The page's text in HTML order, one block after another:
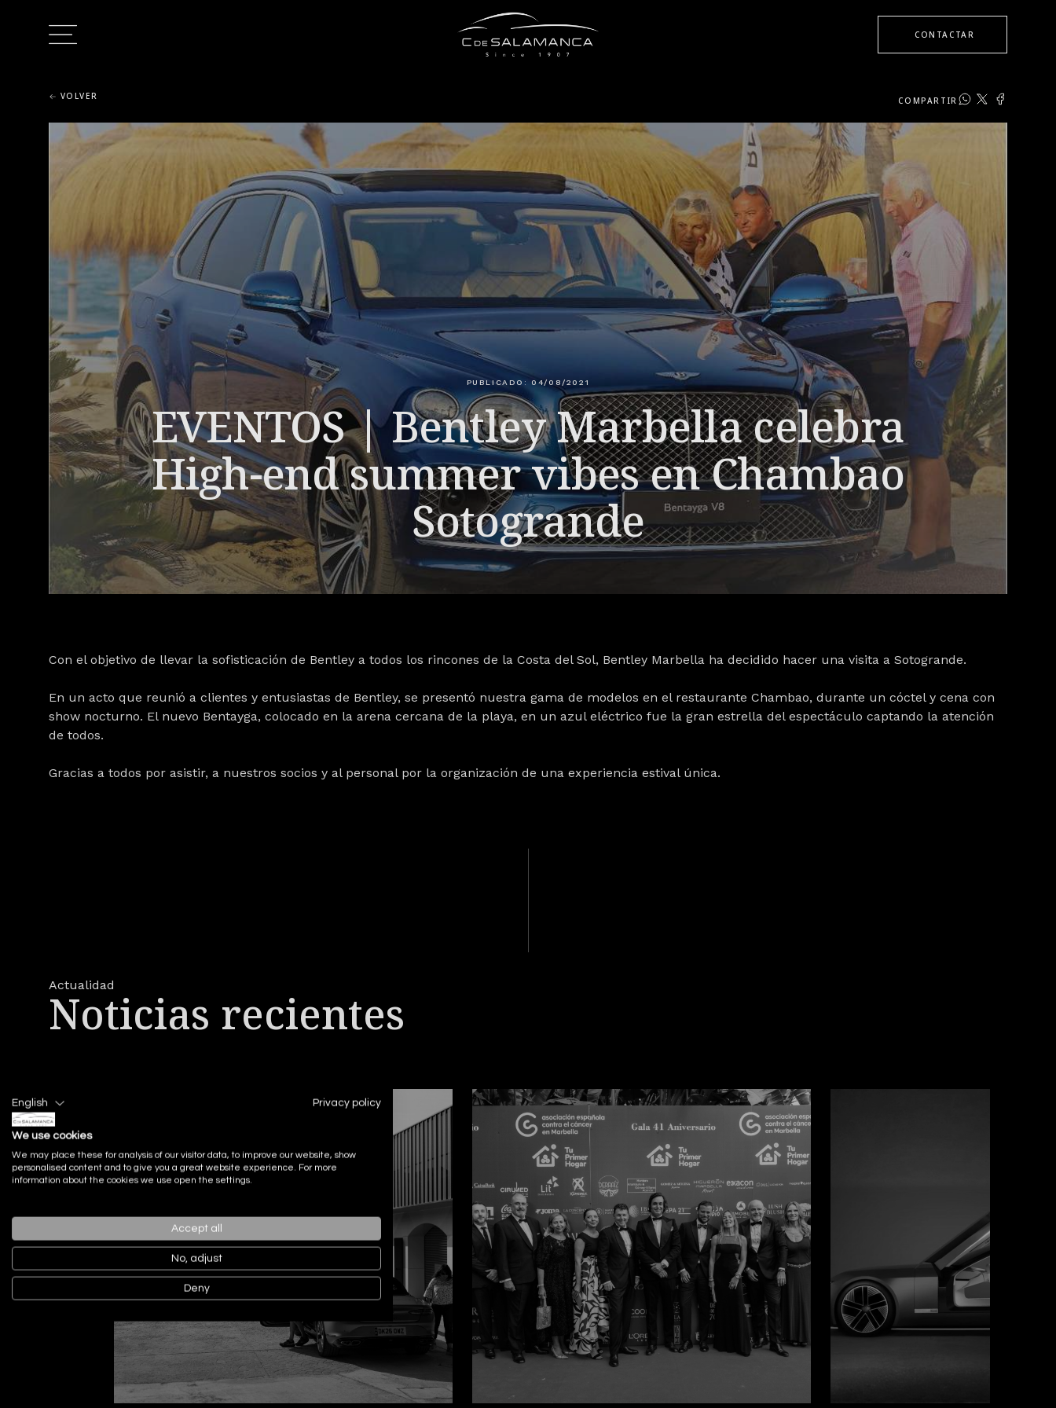
CONTACTAR
VOLVER COMPARTIR
PUBLICADO: 04/08/2021
EVENTOS | Bentley Marbella celebra
High-end summer vibes en Chambao
Sotogrande
Con el objetivo de llevar la sofisticación de Bentley a todos los rincones de la Costa del Sol, Bentley Marbella ha decidido hacer una visita a Sotogrande.
En un acto que reunió a clientes y entusiastas de Bentley, se presentó nuestra gama de modelos en el restaurante Chambao, durante un cóctel y cena con
show nocturno. El nuevo Bentayga, colocado en la arena cercana de la playa, en un azul eléctrico fue la gran estrella del espectáculo captando la atención
de todos.
Gracias a todos por asistir, a nuestros socios y al personal por la organización de una experiencia estival única.
Actualidad
Noticias recientes
English Privacy policy
We use cookies
We may place these for analysis of our visitor data, to improve our website, show
personalised content and to give you a great website experience. For more
information about the cookies we use open the settings.
Accept all
No, adjust
Deny